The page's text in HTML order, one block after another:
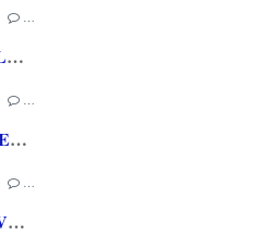
…
[REVUE CINEMA BLU-RAY] LA TOUR DE GLACE
…
[REVUE LIVRE CINEMA] FAST & FURIOUS d' Arnaud BRIAND aux éditions CASA
…
[REVUE CINEMA DVD] COUTURES